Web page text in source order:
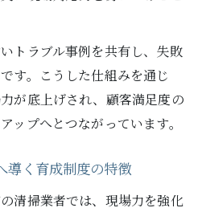
トラブル事例を共有し、失敗
す。こうした仕組みを通じ
が底上げされ、顧客満足度の
ップへとつながっています。
導く育成制度の特徴
清掃業者では、現場力を強化